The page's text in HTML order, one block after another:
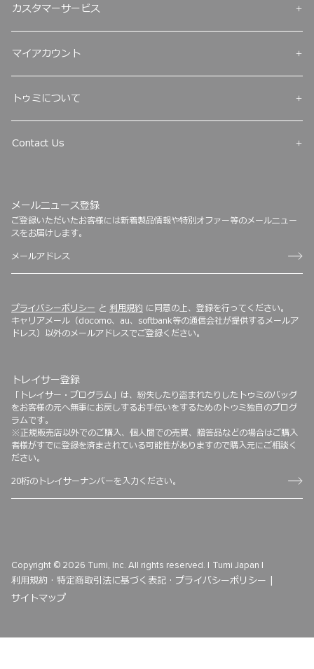
カスタマーサービス
マイアカウント
トゥミについて
Contact Us
メールニュース登録
ご登録いただいたお客様には新着製品情報や特別オファー等のメールニュー
スをお届けします。
プライバシーポリシー と 利用規約 に同意の上、登録を行ってください。
キャリアメール（docomo、au、softbank等の通信会社が提供するメールア
ドレス）以外のメールアドレスでご登録ください。
トレイサー登録
「トレイサー・プログラム」は、紛失したり盗まれたりしたトゥミのバッグ
をお客様の元へ無事にお戻しするお手伝いをするためのトゥミ独自のプログ
ラムです。
※正規販売店以外でのご購入、個人間での売買、贈答品などの場合はご購入
者様がすでに登録を済まされている可能性がありますので購入元にご相談く
ださい。
Copyright © 2026 Tumi, Inc. All rights reserved. | Tumi Japan |
利用規約 · 特定商取引法に基づく表記 · プライバシーポリシー |
サイトマップ